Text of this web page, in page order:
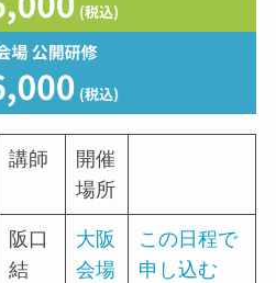
講師
開催
場所
阪口
結
大阪
会場
この日程で
申し込む